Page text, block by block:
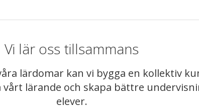
Vi lär oss tillsammans
lärdomar kan vi bygga en kollektiv
lärande och skapa bättre
elever.